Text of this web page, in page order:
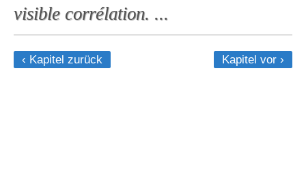
visible corrélation. ...
‹ Kapitel zurück Kapitel vor ›